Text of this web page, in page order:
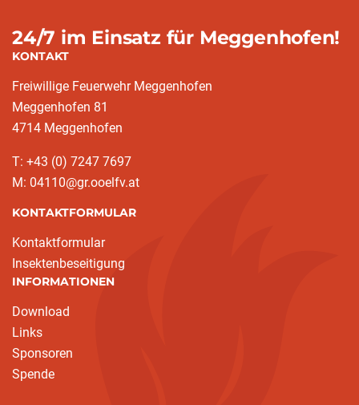
24/7 im Einsatz für Meggenhofen!
KONTAKT
Freiwillige Feuerwehr Meggenhofen
Meggenhofen 81
4714 Meggenhofen
T: +43 (0) 7247 7697
M: 04110@gr.ooelfv.at
KONTAKTFORMULAR
Kontaktformular
Insektenbeseitigung
INFORMATIONEN
Download
Links
Sponsoren
Spende